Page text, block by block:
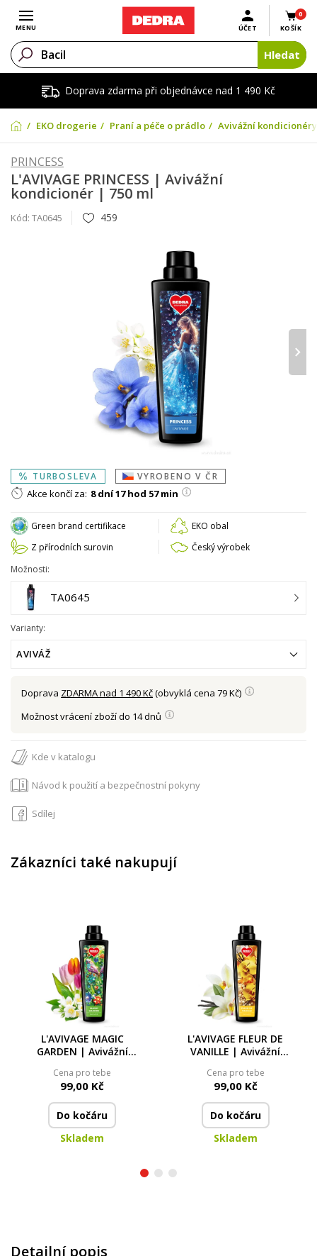
Doprava zdarma při objednávce nad 1 490 Kč
Otevřít menu
MENU
0
KOŠÍK
ÚČET
Hledat
EKO drogerie Praní a péče o prádlo Avivážní kondicionéry
PRINCESS
L'AVIVAGE PRINCESS | Avivážní
kondicionér | 750 ml
Kód: TA0645 459
›
TURBOSLEVA VYROBENO V ČR
Akce končí za: 8 dní 17 hod 57 min
Green brand certifikace
EKO obal
Z přírodních surovin
Český výrobek
Možnosti:
TA0645
Varianty:
AVIVÁŽ
Doprava ZDARMA nad 1 490 Kč(obvyklá cena 79 Kč)
Možnost vrácení zboží do 14 dnů
Kde v katalogu
Návod k použití a bezpečnostní pokyny
Sdílej
Zákazníci také nakupují
L'AVIVAGE MAGIC
GARDEN | Avivážní
Cena pro tebe
99,00 Kč
Do kočáru
Skladem
L'AVIVAGE FLEUR DE
VANILLE | Avivážní
Cena pro tebe
99,00 Kč
Do kočáru
Skladem
Detailní popis